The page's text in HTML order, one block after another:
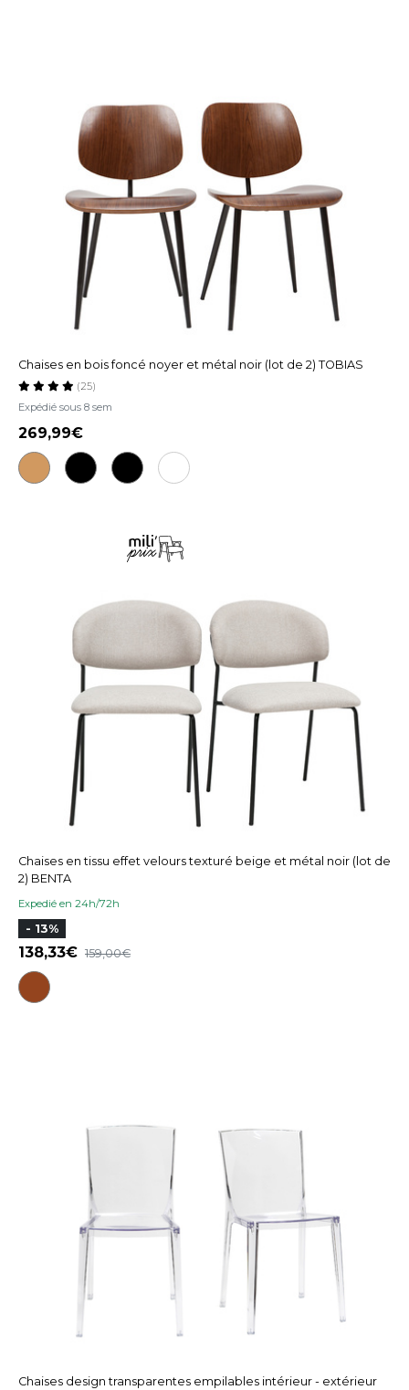
Chaises en bois foncé noyer et métal noir (lot de 2) TOBIAS
Expédié sous 8 sem
(25)
269,99
Chaises en tissu effet velours texturé beige et métal noir (lot de
2) BENTA
Expedié en 24h/72h
- 13%
138,33 159,00
Chaises design transparentes empilables intérieur - extérieur